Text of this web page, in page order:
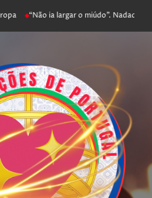
“Não ia largar o miúdo”. Nadador-